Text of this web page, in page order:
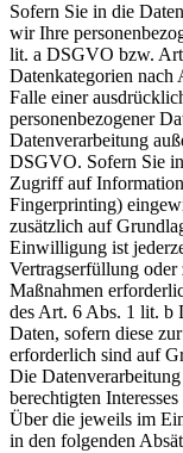
Sofern Sie in die
wir Ihre
lit. a DSGVO bzw.
Datenkategorien
Falle einer
personenbezogener
Datenverarbeitung
DSGVO. Sofern Sie
Zugriff auf
Fingerprinting)
zusätzlich auf
Einwilligung ist
Vertragserfüllung
Maßnahmen
des Art. 6 Abs. 1 lit. b
Daten, sofern diese
erforderlich sind auf
Die
berechtigten
Über die jeweils im
in den folgenden